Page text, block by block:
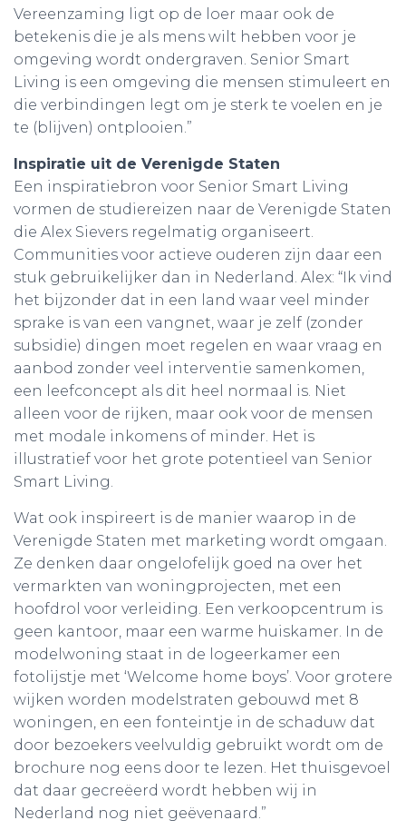
Vereenzaming ligt op de loer maar ook de
betekenis die je als mens wilt hebben voor je
omgeving wordt ondergraven. Senior Smart
Living is een omgeving die mensen stimuleert en
die verbindingen legt om je sterk te voelen en je
te (blijven) ontplooien.”
Inspiratie uit de Verenigde Staten
Een inspiratiebron voor Senior Smart Living
vormen de studiereizen naar de Verenigde Staten
die Alex Sievers regelmatig organiseert.
Communities voor actieve ouderen zijn daar een
stuk gebruikelijker dan in Nederland. Alex: “Ik vind
het bijzonder dat in een land waar veel minder
sprake is van een vangnet, waar je zelf (zonder
subsidie) dingen moet regelen en waar vraag en
aanbod zonder veel interventie samenkomen,
een leefconcept als dit heel normaal is. Niet
alleen voor de rijken, maar ook voor de mensen
met modale inkomens of minder. Het is
illustratief voor het grote potentieel van Senior
Smart Living.
Wat ook inspireert is de manier waarop in de
Verenigde Staten met marketing wordt omgaan.
Ze denken daar ongelofelijk goed na over het
vermarkten van woningprojecten, met een
hoofdrol voor verleiding. Een verkoopcentrum is
geen kantoor, maar een warme huiskamer. In de
modelwoning staat in de logeerkamer een
fotolijstje met ‘Welcome home boys’. Voor grotere
wijken worden modelstraten gebouwd met 8
woningen, en een fonteintje in de schaduw dat
door bezoekers veelvuldig gebruikt wordt om de
brochure nog eens door te lezen. Het thuisgevoel
dat daar gecreëerd wordt hebben wij in
Nederland nog niet geëvenaard.”